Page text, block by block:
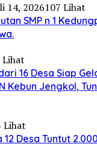
14, 2026107 Lihat
SMP n 1
Lihat
16 Desa Siap
Kebun Jengkol,
Lihat
Desa Tuntut